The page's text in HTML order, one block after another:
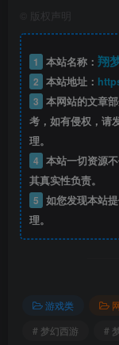
版权声明
1 本站名称： 翔
2 本站地址：
3 本网站的文章
考，如有侵权，请
理。
4 本站一切资源
其真实性负责。
5 如您发现本站
理。
游戏类
# 梦幻西游
#